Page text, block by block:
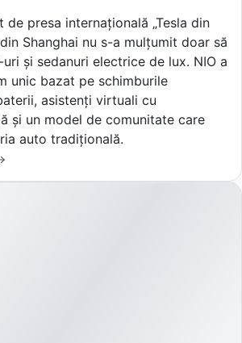
de presa internațională „Tesla din
Shanghai nu s-a mulțumit doar să
și sedanuri electrice de lux. NIO a
unic bazat pe schimburile
asistenți virtuali cu
și un model de comunitate care
auto tradițională.